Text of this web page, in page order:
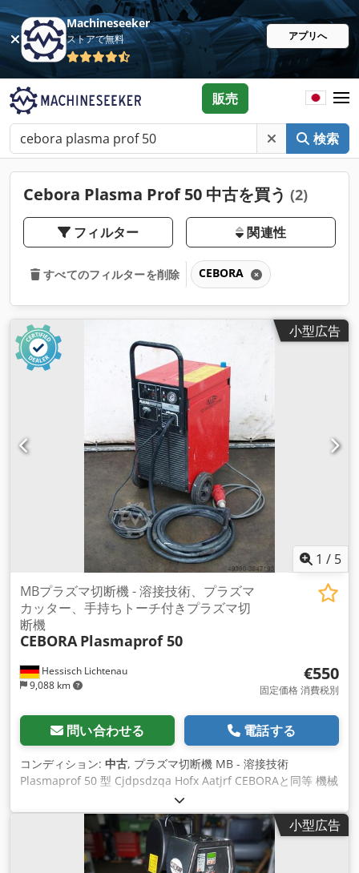
Machineseeker
ストアで無料 アプリへ
検索
販売
Cebora Plasma Prof 50 中古を買う (2)
フィルター 関連性
すべてのフィルターを削除 CEBORA
小型広告
1 / 5
Hessisch Lichtenau
9,088 km
MBプラズマ切断機 - 溶接技術、プラズマ
カッター、手持ちトーチ付きプラズマ切
断機
CEBORA Plasmaprof 50
€550
固定価格 消費税別
問い合わせる 電話する
コンディション: 中古, プラズマ切断機 MB - 溶接技術
Plasmaprof 50 型 Cjdpsdzqa Hofx Aatjrf CEBORAと同等 機械
番号: 244311 製造年: 約1992年 出力: 50A = 35％デューティサ
イクル 30A = 100％デューティサイクル 調整範囲: 2段階 トー
チホース長: 約6メートル 圧縮空気接続: 4.7バール 電源接続:
400V、50Hz、32Aプラグ 設置寸法 (長さ×幅×高さ):
500×350×700 mm 重量: 約80kg 良好な状態
小型広告